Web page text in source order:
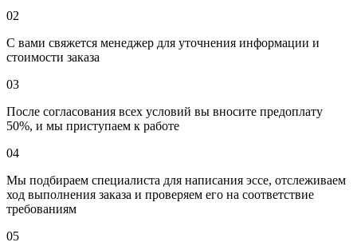
02
С вами свяжется менеджер для уточнения информации и
стоимости заказа
03
После согласования всех условий вы вносите предоплату
50%, и мы приступаем к работе
04
Мы подбираем специалиста для написания эссе, отслеживаем
ход выполнения заказа и проверяем его на соответствие
требованиям
05